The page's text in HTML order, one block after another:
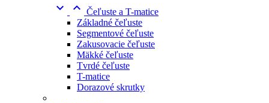
  Čeľuste a T-matice
Základné čeľuste
Segmentové čeľuste
Zakusovacie čeľuste
Mäkké čeľuste
Tvrdé čeľuste
T-matice
Dorazové skrutky